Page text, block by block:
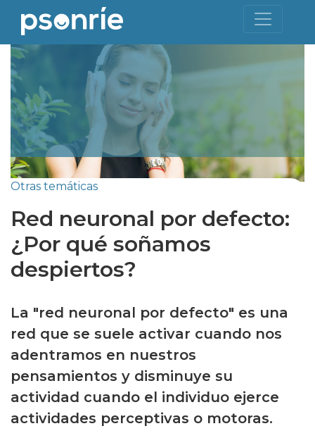
Otras temáticas
Red neuronal por defecto:
¿Por qué soñamos
despiertos?
La "red neuronal por defecto" es una
red que se suele activar cuando nos
adentramos en nuestros
pensamientos y disminuye su
actividad cuando el individuo ejerce
actividades perceptivas o motoras.